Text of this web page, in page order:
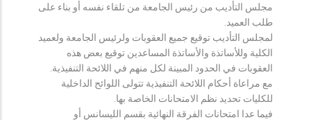
مجلس التأديب من رئيس الجامعة من تلقاء نفسه أو بناء على
طلب العميد.
لمجلس التأديب توقيع جميع العقوبات ولرئيس الجامعة ولعميد
الكلية وللأساتذة والأساتذة المساعدين توقيع بعض هذه
العقوبات في الحدود المبينة لكل منهم في اللائحة التنفيذية.
مع مراعاة أحكام اللائحة التنفيذية تتولى اللوائح الداخلية
للكليات تحديد نظم الامتحانات الخاصة بها.
فيما عدا امتحانات الفرقة النهائية بقسم الليسانس أو